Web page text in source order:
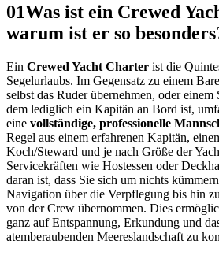
01Was ist ein Crewed
warum ist er so
Ein Crewed Yacht Charter ist die
Segelurlaubs. Im Gegensatz zu einem
selbst das Ruder übernehmen, oder einem
dem lediglich ein Kapitän an Bord ist,
eine vollständige, professionelle
Regel aus einem erfahrenen Kapitän,
Koch/Steward und je nach Größe der
Servicekräften wie Hostessen oder
daran ist, dass Sie sich um nichts
Navigation über die Verpflegung bis hin
von der Crew übernommen. Dies
ganz auf Entspannung, Erkundung und
atemberaubenden Meereslandschaft zu